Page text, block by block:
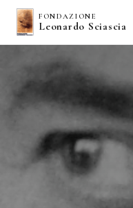
Salta
FONDAZIONE
Leonardo Sciascia